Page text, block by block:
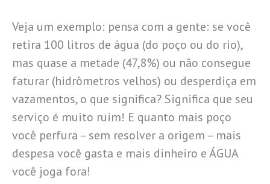
Veja um exemplo: pensa com a gente: se você
retira 100 litros de água (do poço ou do rio),
mas quase a metade (47,8%) ou não consegue
faturar (hidrômetros velhos) ou desperdiça em
vazamentos, o que significa? Significa que seu
serviço é muito ruim! E quanto mais poço
você perfura – sem resolver a origem – mais
despesa você gasta e mais dinheiro e ÁGUA
você joga fora!